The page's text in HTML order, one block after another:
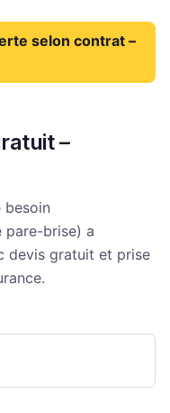
selon contrat –
–
pare-brise) a
devis gratuit et prise